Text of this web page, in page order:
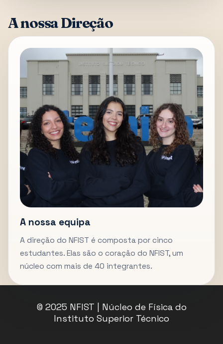
A nossa Direção
A nossa equipa
A direção do NFIST é composta por cinco
estudantes. Elas são o coração do NFIST, um
núcleo com mais de 40 integrantes.
© 2025 NFIST | Núcleo de Física do
Instituto Superior Técnico